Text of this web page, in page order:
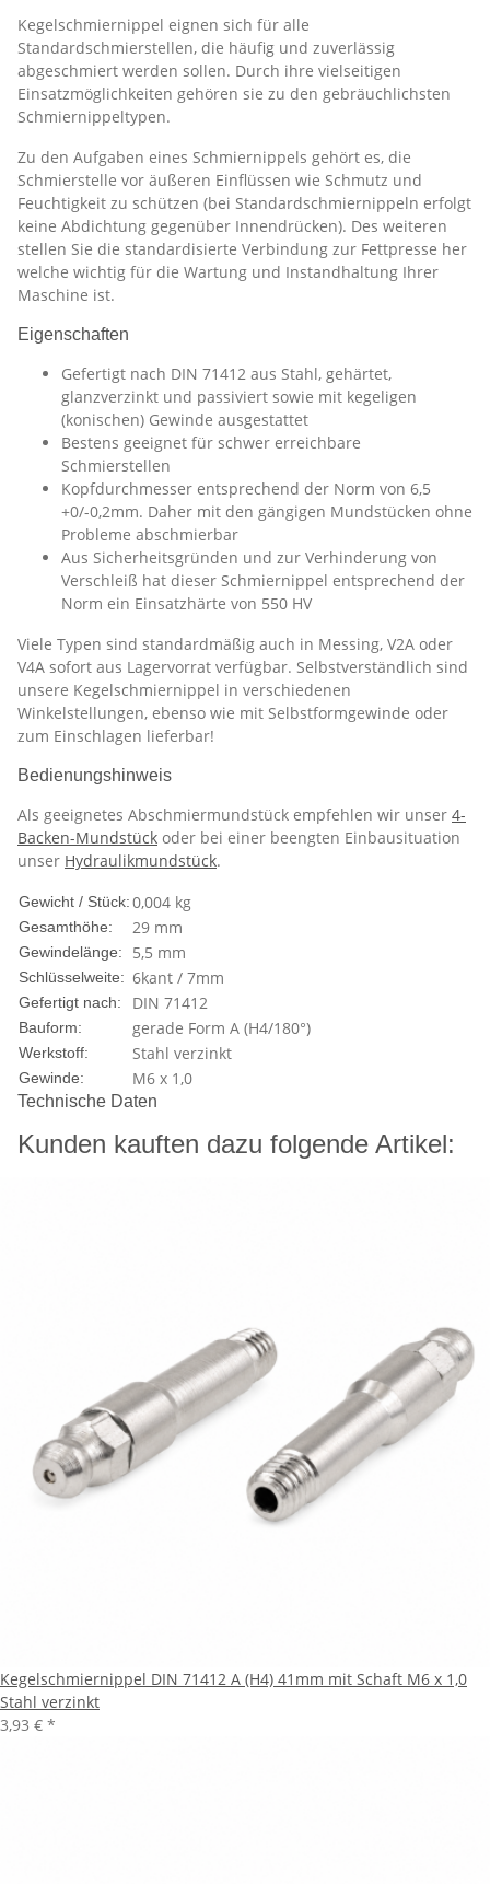
Kegelschmiernippel eignen sich für alle
Standardschmierstellen, die häufig und zuverlässig
abgeschmiert werden sollen. Durch ihre vielseitigen
Einsatzmöglichkeiten gehören sie zu den gebräuchlichsten
Schmiernippeltypen.
Zu den Aufgaben eines Schmiernippels gehört es, die
Schmierstelle vor äußeren Einflüssen wie Schmutz und
Feuchtigkeit zu schützen (bei Standardschmiernippeln erfolgt
keine Abdichtung gegenüber Innendrücken). Des weiteren
stellen Sie die standardisierte Verbindung zur Fettpresse her
welche wichtig für die Wartung und Instandhaltung Ihrer
Maschine ist.
Eigenschaften
Gefertigt nach DIN 71412 aus Stahl, gehärtet,
glanzverzinkt und passiviert sowie mit kegeligen
(konischen) Gewinde ausgestattet
Bestens geeignet für schwer erreichbare
Schmierstellen
Kopfdurchmesser entsprechend der Norm von 6,5
+0/-0,2mm. Daher mit den gängigen Mundstücken ohne
Probleme abschmierbar
Aus Sicherheitsgründen und zur Verhinderung von
Verschleiß hat dieser Schmiernippel entsprechend der
Norm ein Einsatzhärte von 550 HV
Viele Typen sind standardmäßig auch in Messing, V2A oder
V4A sofort aus Lagervorrat verfügbar. Selbstverständlich sind
unsere Kegelschmiernippel in verschiedenen
Winkelstellungen, ebenso wie mit Selbstformgewinde oder
zum Einschlagen lieferbar!
Bedienungshinweis
Als geeignetes Abschmiermundstück empfehlen wir unser 4-
Backen-Mundstück oder bei einer beengten Einbausituation
unser Hydraulikmundstück.
Technische Daten
Gewicht / Stück:0,004 kg
Gesamthöhe: 29 mm
Gewindelänge: 5,5 mm
Schlüsselweite: 6kant / 7mm
Gefertigt nach: DIN 71412
Bauform: gerade Form A (H4/180°)
Werkstoff: Stahl verzinkt
Gewinde: M6 x 1,0
Kunden kauften dazu folgende Artikel:
Kegelschmiernippel DIN 71412 A (H4) 41mm mit Schaft M6 x 1,0
Stahl verzinkt
3,93 € *